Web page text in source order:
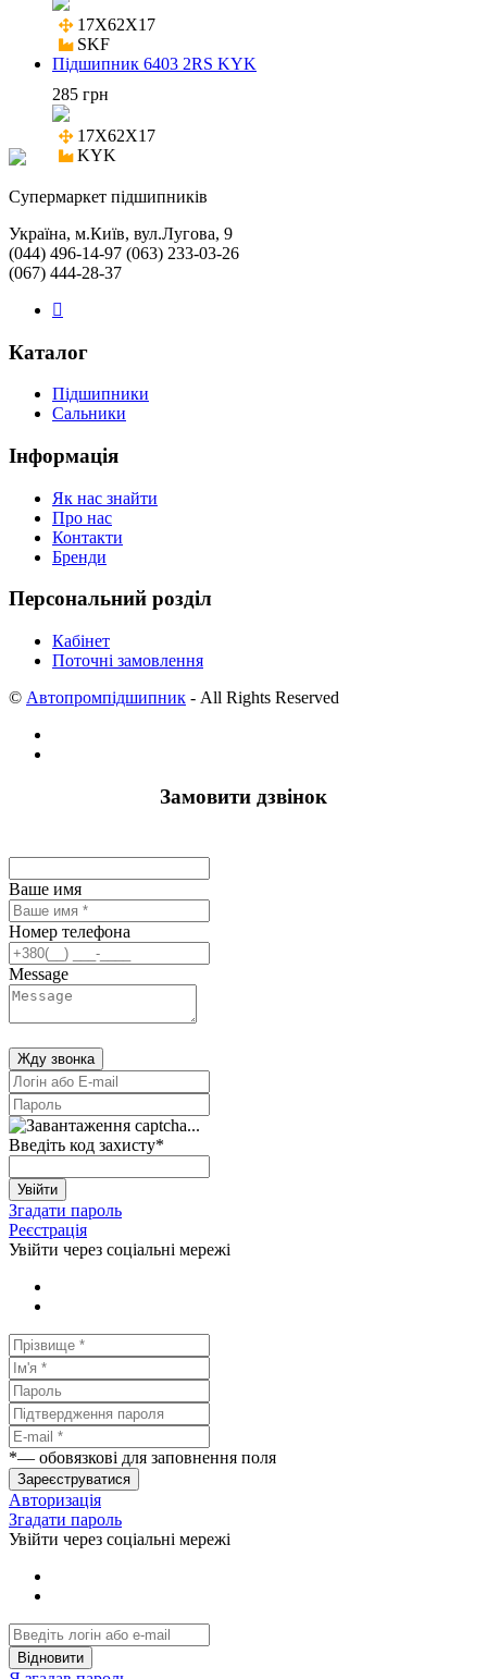
17X62X17
SKF
Підшипник 6403 2RS KYK
285 грн
17X62X17
KYK
Cупермаркет підшипників
Україна, м.Київ, вул.Лугова, 9
(044) 496-14-97 (063) 233-03-26
(067) 444-28-37
Каталог
Підшипники
Сальники
Інформація
Як нас знайти
Про нас
Контакти
Бренди
Персональний розділ
Кабінет
Поточні замовлення
© Автопромпідшипник - All Rights Reserved
Замовити дзвінок
Ваше имя
Номер телефона
Message
Жду звонка
Введіть код захисту*
Увійти
Згадати пароль
Реєстрація
Увійти через соціальні мережі
*— обовязкові для заповнення поля
Зареєструватися
Авторизація
Згадати пароль
Увійти через соціальні мережі
Відновити